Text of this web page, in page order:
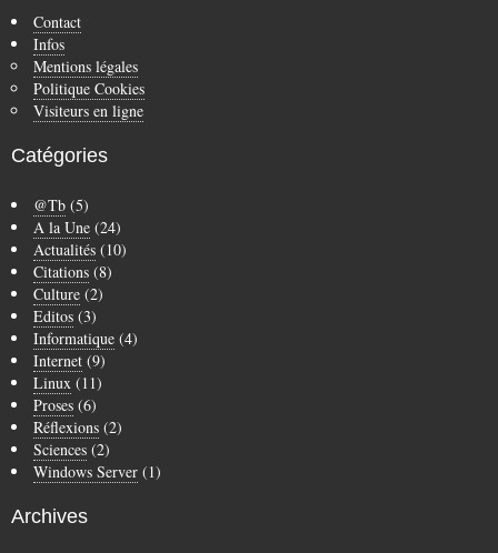
Contact
Infos
Mentions légales
Politique Cookies
Visiteurs en ligne
Catégories
@Tb (5)
A la Une (24)
Actualités (10)
Citations (8)
Culture (2)
Editos (3)
Informatique (4)
Internet (9)
Linux (11)
Proses (6)
Réflexions (2)
Sciences (2)
Windows Server (1)
Archives